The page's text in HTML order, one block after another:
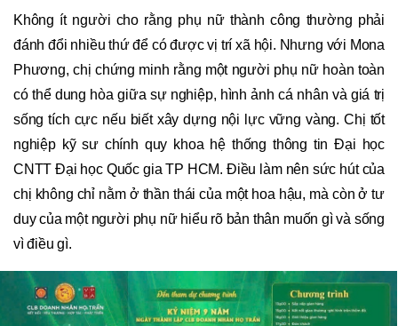
Không ít người cho rằng phụ nữ thành công thường phải
đánh đổi nhiều thứ để có được vị trí xã hội. Nhưng với Mona
Phương, chị chứng minh rằng một người phụ nữ hoàn toàn
có thể dung hòa giữa sự nghiệp, hình ảnh cá nhân và giá trị
sống tích cực nếu biết xây dựng nội lực vững vàng. Chị tốt
nghiệp kỹ sư chính quy khoa hệ thống thông tin Đại học
CNTT Đại học Quốc gia TP HCM. Điều làm nên sức hút của
chị không chỉ nằm ở thần thái của một hoa hậu, mà còn ở tư
duy của một người phụ nữ hiểu rõ bản thân muốn gì và sống
vì điều gì.